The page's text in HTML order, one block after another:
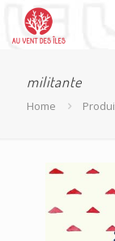
militante
Home